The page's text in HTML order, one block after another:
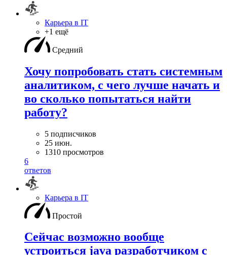
Карьера в IT
+1 ещё
Средний
Хочу попробовать стать системным
аналитиком, с чего лучше начать и
во сколько попытаться найти
работу?
5 подписчиков
25 июн.
1310 просмотров
6
ответов
Карьера в IT
Простой
Сейчас возможно вообще
устроиться java разработчиком с